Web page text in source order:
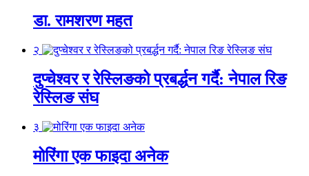
डा. रामशरण महत
२
दुप्चेश्वर र रेस्लिङको प्रबर्द्धन गर्दै: नेपाल रिङ
रेस्लिङ संघ
३
मोरिंगा एक फाइदा अनेक